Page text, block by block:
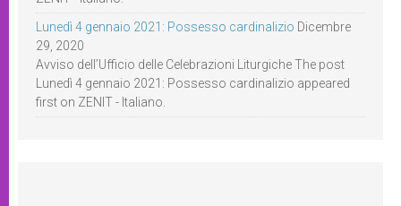
Lunedì 4 gennaio 2021: Possesso cardinalizio Dicembre
29, 2020
Avviso dell’Ufficio delle Celebrazioni Liturgiche The post
Lunedì 4 gennaio 2021: Possesso cardinalizio appeared
first on ZENIT - Italiano.